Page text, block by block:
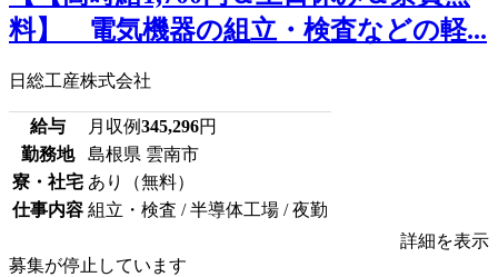
料】 電気機器の組立・検査などの軽...
日総工産株式会社
給与 月収例345,296円
勤務地
島根県 雲南市
寮・社宅 あり（無料）
仕事内容 組立・検査 / 半導体工場 / 夜勤
詳細を表示
募集が停止しています